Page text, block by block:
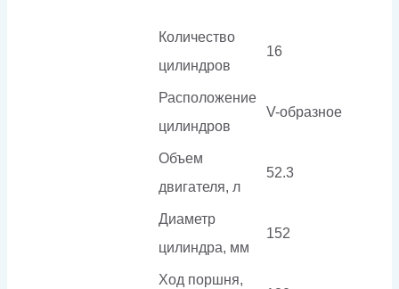
Количество
цилиндров
16
Расположение
цилиндров
V-образное
Объем
двигателя, л
52.3
Диаметр
цилиндра, мм
152
Ход поршня,